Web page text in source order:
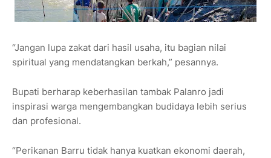
“Jangan lupa zakat dari hasil usaha, itu bagian nilai
spiritual yang mendatangkan berkah,” pesannya.
Bupati berharap keberhasilan tambak Palanro jadi
inspirasi warga mengembangkan budidaya lebih serius
dan profesional.
“Perikanan Barru tidak hanya kuatkan ekonomi daerah,